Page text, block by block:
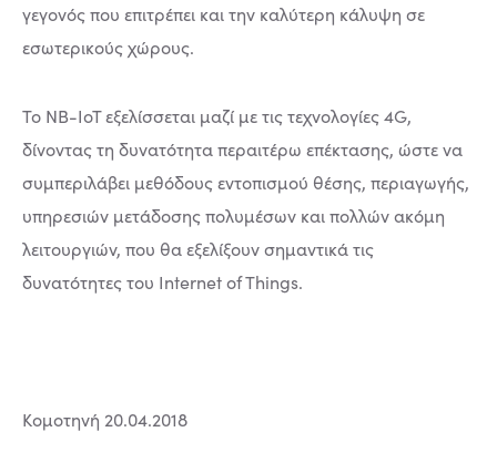
γεγονός που επιτρέπει και την καλύτερη κάλυψη σε
εσωτερικούς χώρους.
Το NB-IoT εξελίσσεται μαζί με τις τεχνολογίες 4G,
δίνοντας τη δυνατότητα περαιτέρω επέκτασης, ώστε να
συμπεριλάβει μεθόδους εντοπισμού θέσης, περιαγωγής,
υπηρεσιών μετάδοσης πολυμέσων και πολλών ακόμη
λειτουργιών, που θα εξελίξουν σημαντικά τις
δυνατότητες του Internet of Things.
Κομοτηνή 20.04.2018